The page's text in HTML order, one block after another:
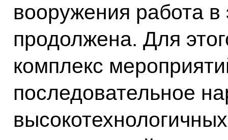
вооружения работа
продолжена. Для
комплекс
последовательное